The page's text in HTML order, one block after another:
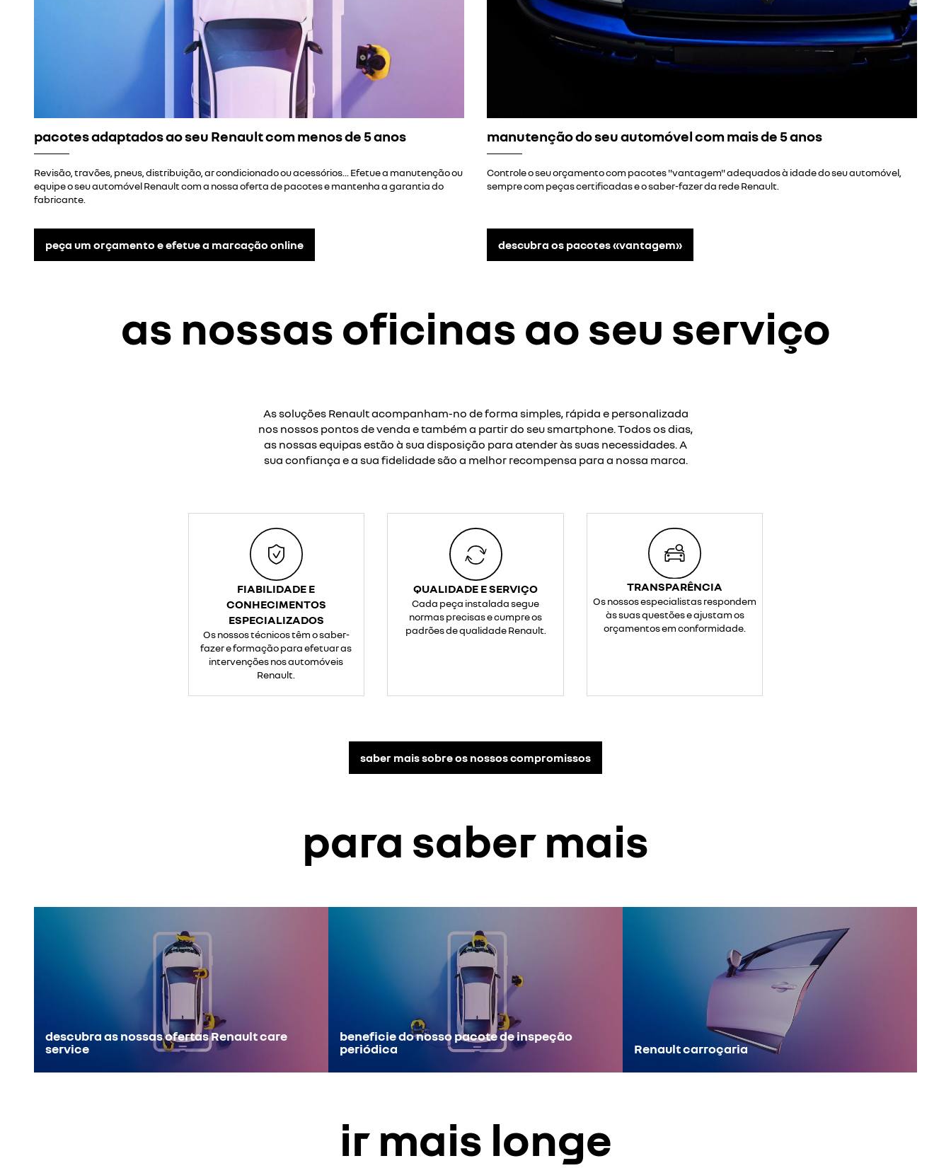
pacotes adaptados ao seu Renault com menos de 5 anos
Revisão, travões, pneus, distribuição, ar condicionado ou acessórios... Efetue a manutenção ou
equipe o seu automóvel Renault com a nossa oferta de pacotes e mantenha a garantia do
fabricante.
peça um orçamento e efetue a marcação online
manutenção do seu automóvel com mais de 5 anos
Controle o seu orçamento com pacotes "vantagem" adequados à idade do seu automóvel,
sempre com peças certificadas e o saber-fazer da rede Renault.
descubra os pacotes «vantagem»
as nossas oficinas ao seu serviço
As soluções Renault acompanham-no de forma simples, rápida e personalizada
nos nossos pontos de venda e também a partir do seu smartphone. Todos os dias,
as nossas equipas estão à sua disposição para atender às suas necessidades. A
sua confiança e a sua fidelidade são a melhor recompensa para a nossa marca.
FIABILIDADE E
CONHECIMENTOS
ESPECIALIZADOS
Os nossos técnicos têm o saber-
fazer e formação para efetuar as
intervenções nos automóveis
Renault.
QUALIDADE E SERVIÇO
Cada peça instalada segue
normas precisas e cumpre os
padrões de qualidade Renault.
TRANSPARÊNCIA
Os nossos especialistas respondem
às suas questões e ajustam os
orçamentos em conformidade.
saber mais sobre os nossos compromissos
para saber mais
descubra as nossas ofertas Renault care
service
beneficie do nosso pacote de inspeção
periódica
Renault carroçaria
ir mais longe